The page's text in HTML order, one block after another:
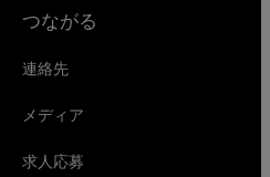
つながる
連絡先
メディア
求人応募